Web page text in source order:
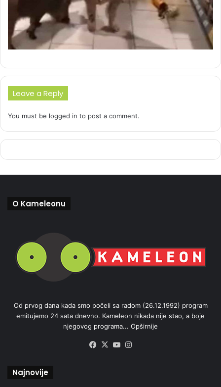
Leave a Reply
You must be logged in to post a comment.
O Kameleonu
Od prvog dana kada smo počeli sa radom (26.12.1992) program
emitujemo 24 sata dnevno. Kameleon nikada nije stao, a boje
njegovog programa... Opširnije
Facebook
X YouTube
Najnovije